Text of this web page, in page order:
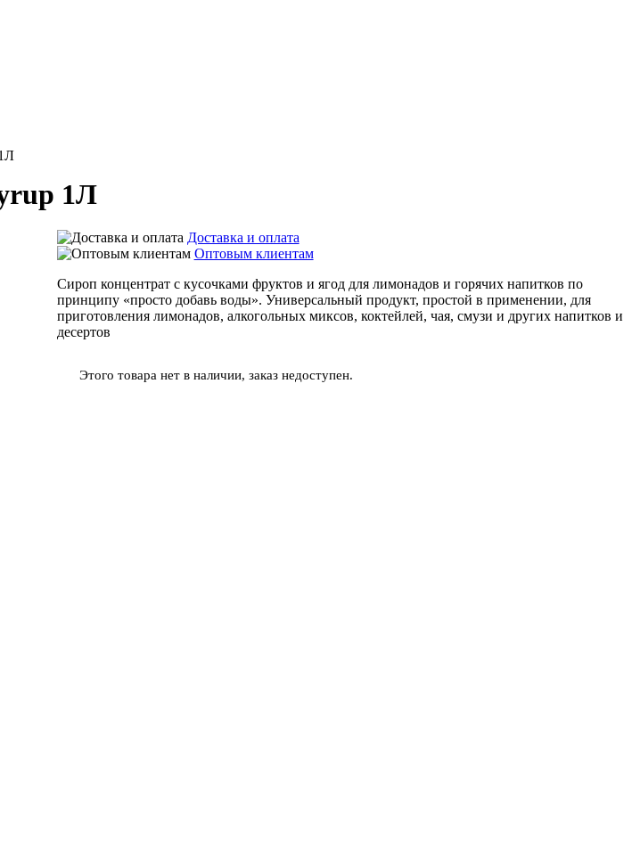
1Л
Доставка и оплата
Оптовым клиентам
Сироп концентрат с кусочками фруктов и ягод для лимонадов и горячих напитков по
принципу «просто добавь воды». Универсальный продукт, простой в применении, для
приготовления лимонадов, алкогольных миксов, коктейлей, чая, смузи и других напитков и
десертов
Этого товара нет в наличии, заказ недоступен.